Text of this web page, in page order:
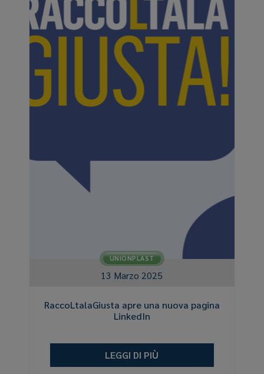
UNIONPLAST
13 Marzo 2025
RaccoLtalaGiusta apre una nuova pagina
LinkedIn
LEGGI DI PIÙ